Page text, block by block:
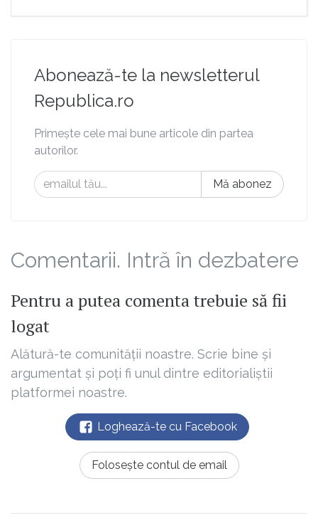
Abonează-te la newsletterul
Republica.ro
Primește cele mai bune articole din partea
autorilor.
Mă abonez
Comentarii. Intră în dezbatere
Pentru a putea comenta trebuie să fii
logat
Alătură-te comunității noastre. Scrie bine și
argumentat și poți fi unul dintre editorialiștii
platformei noastre.
Loghează-te cu Facebook
Folosește contul de email